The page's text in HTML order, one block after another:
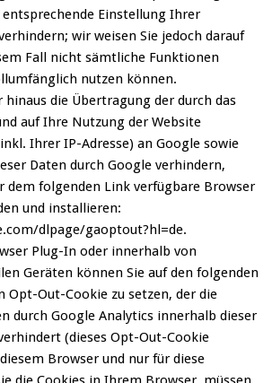
Einstellung Ihrer
wir weisen Sie jedoch darauf
Fall nicht sämtliche Funktionen
nutzen können.
hinaus die Übertragung der durch das
auf Ihre Nutzung der Website
Ihrer IP-Adresse) an Google sowie
Daten durch Google verhindern,
dem folgenden Link verfügbare Browser
und installieren:
dlpage/gaoptout?hl=de.
Plug-In oder innerhalb von
Geräten können Sie auf den folgenden
Opt-Out-Cookie zu setzen, der die
durch Google Analytics innerhalb dieser
(dieses Opt-Out-Cookie
Browser und nur für diese